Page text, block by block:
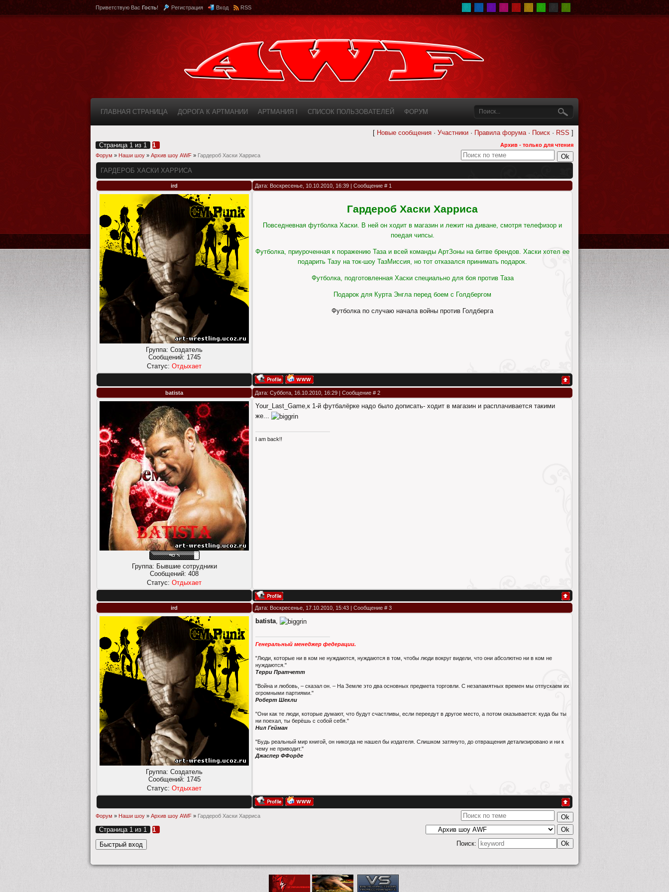
Приветствую Вас Гость! Регистрация Вход RSS
ГЛАВНАЯ СТРАНИЦА ДОРОГА К АРТМАНИИ АРТМАНИЯ I СПИСОК ПОЛЬЗОВАТЕЛЕЙ ФОРУМ
[ Новые сообщения · Участники · Правила форума· Поиск · RSS ]
Страница 1 из 1 1
Архив - только для чтения
Форум » Наши шоу » Архив шоу AWF » Гардероб Хаски Харриса
ГАРДЕРОБ ХАСКИ ХАРРИСА
ird Дата: Воскресенье, 10.10.2010, 16:39 | Сообщение # 1
Группа: Создатель
Сообщений: 1745
Статус: Отдыхает
Гардероб Хаски Харриса
Повседневная футболка Хаски. В ней он ходит в магазин и лежит на диване, смотря телефизор и
поедая чипсы.
Футболка, приуроченная к поражению Таза и всей команды АртЗоны на битве брендов. Хаски хотел ее
подарить Тазу на ток-шоу ТазМиссия, но тот отказался принимать подарок.
Футболка, подготовленная Хаски специально для боя против Таза
Подарок для Курта Энгла перед боем с Голдбергом
Футболка по случаю начала войны против Голдберга
batista Дата: Суббота, 16.10.2010, 16:29 | Сообщение # 2
Группа: Бывшие сотрудники
Сообщений: 408
Статус: Отдыхает
Your_Last_Game,к 1-й футбалёрке надо было дописать- ходит в магазин и расплачивается такими
же...
I am back!!
ird Дата: Воскресенье, 17.10.2010, 15:43 | Сообщение # 3
Группа: Создатель
Сообщений: 1745
Статус: Отдыхает
batista,
Генеральный менеджер федерации.
"Люди, которые ни в ком не нуждаются, нуждаются в том, чтобы люди вокруг видели, что они абсолютно ни в ком не
нуждаются."
Терри Пратчетт
"Война и любовь, – сказал он. – На Земле это два основных предмета торговли. С незапамятных времен мы отпускаем их
огромными партиями."
Роберт Шекли
"Они как те люди, которые думают, что будут счастливы, если переедут в другое место, а потом оказывается: куда бы ты
ни поехал, ты берёшь с собой себя."
Нил Гейман
"Будь реальный мир книгой, он никогда не нашел бы издателя. Слишком затянуто, до отвращения детализировано и ни к
чему не приводит."
Джаспер ФФорде
Форум » Наши шоу » Архив шоу AWF » Гардероб Хаски Харриса
Страница 1 из 1
1
Поиск: